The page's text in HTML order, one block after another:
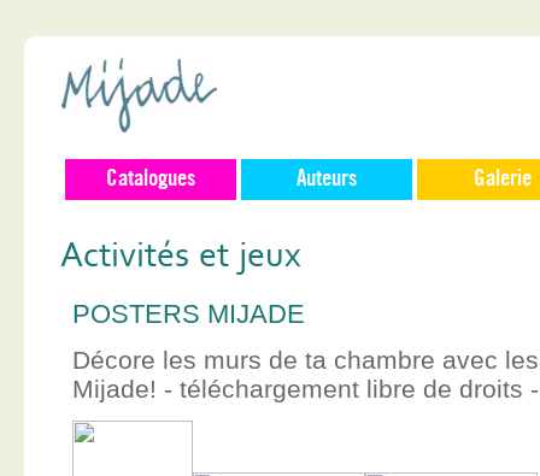
Catalogues Auteurs Galerie
Activités et jeux
POSTERS MIJADE
Décore les murs de ta chambre avec
Mijade! - téléchargement libre de droits -